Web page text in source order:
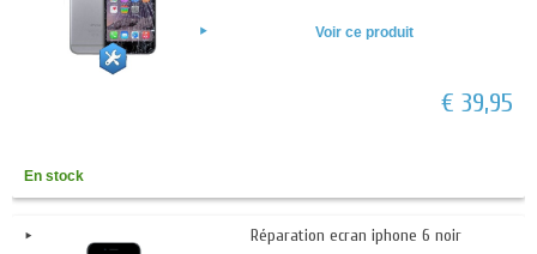
Voir ce produit
€ 39,95
En stock
Réparation ecran iphone 6 noir